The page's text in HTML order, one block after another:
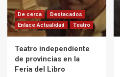
De cerca
Destacados
Enlace Actualidad
Teatro
Teatro independiente
de provincias en la
Feria del Libro